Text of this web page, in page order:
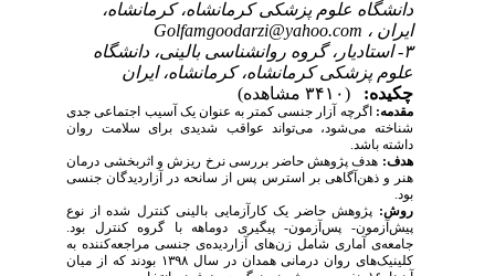
دانشگاه علوم پزشکی کرمانشاه، کرمانشاه،
ایران ، Golfamgoodarzi@yahoo.com
۳- استادیار، گروه روانشناسی بالینی، دانشگاه
علوم پزشکی کرمانشاه، کرمانشاه، ایران
چکیده:
مقدمه:اگرچه آزار جنسی کمتر به عنوان یک آسیب اجتماعی جدی
شناخته می‌شود، می‌تواند عواقب شدیدی برای سلامت روان
داشته باشد.
هدف:هدف پژوهش حاضر بررسی نرخ ریزش و اثربخشی درمان
هنر و ذهن‌آگاهی بر استرس پس از سانحه در آزاردیدگان جنسی
بود.
روش:پژوهش حاضر یک کارآزمایی بالینی کنترل شده از نوع
پیش‌آزمون- پس‌آزمون- پیگیری دو‌ماهه با گروه کنترل بود.
جامعه‌ی آماری شامل زن‌های آزاردیده‌ی جنسی مراجعه‌کننده به
کلینیک‌های روان درمانی همدان در سال ۱۳۹۸ بودند که از میان